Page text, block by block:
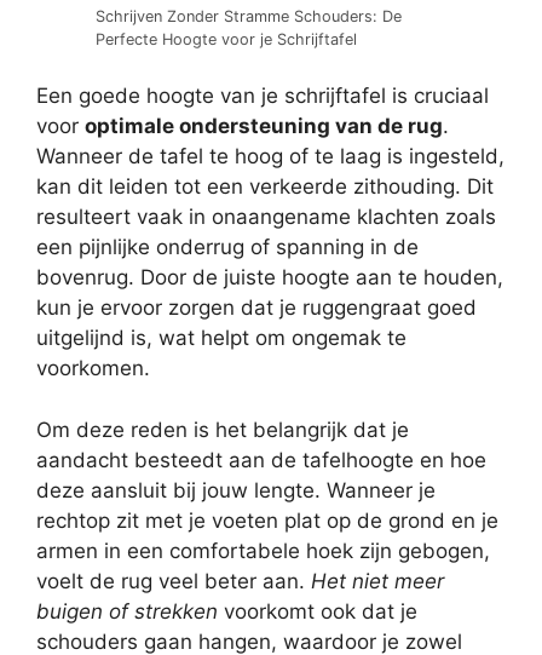
Schrijven Zonder Stramme Schouders: De
Perfecte Hoogte voor je Schrijftafel
Een goede hoogte van je schrijftafel is cruciaal
voor optimale ondersteuning van de rug.
Wanneer de tafel te hoog of te laag is ingesteld,
kan dit leiden tot een verkeerde zithouding. Dit
resulteert vaak in onaangename klachten zoals
een pijnlijke onderrug of spanning in de
bovenrug. Door de juiste hoogte aan te houden,
kun je ervoor zorgen dat je ruggengraat goed
uitgelijnd is, wat helpt om ongemak te
voorkomen.
Om deze reden is het belangrijk dat je
aandacht besteedt aan de tafelhoogte en hoe
deze aansluit bij jouw lengte. Wanneer je
rechtop zit met je voeten plat op de grond en je
armen in een comfortabele hoek zijn gebogen,
voelt de rug veel beter aan. Het niet meer
buigen of strekken voorkomt ook dat je
schouders gaan hangen, waardoor je zowel